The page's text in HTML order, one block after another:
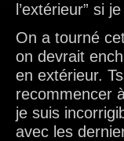
l’extérieur” si
On a tourné
on devrait
en extérieur.
recommencer
je suis
avec les